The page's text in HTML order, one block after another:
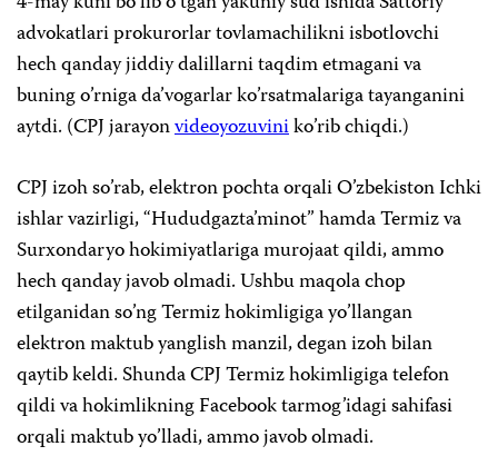
advokatlari prokurorlar tovlamachilikni isbotlovchi
hech qanday jiddiy dalillarni taqdim etmagani va
buning o’rniga da’vogarlar ko’rsatmalariga tayanganini
aytdi. (CPJ jarayonvideoyozuviniko’rib chiqdi.)
CPJ izoh so’rab, elektron pochta orqali O’zbekiston Ichki
ishlar vazirligi, “Hududgazta’minot” hamda Termiz va
Surxondaryo hokimiyatlariga murojaat qildi, ammo
hech qanday javob olmadi. Ushbu maqola chop
etilganidan so’ng Termiz hokimligiga yo’llangan
elektron maktub yanglish manzil, degan izoh bilan
qaytib keldi. Shunda CPJ Termiz hokimligiga telefon
qildi va hokimlikning Facebook tarmog’idagi sahifasi
orqali maktub yo’lladi, ammo javob olmadi.